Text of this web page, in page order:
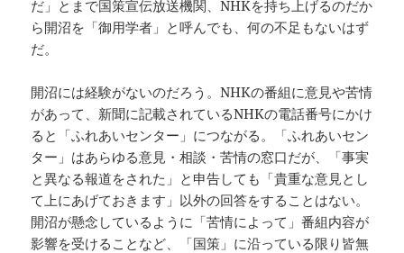
だ」とまで国策宣伝放送機関、NHKを持ち上げるのだか
ら開沼を「御用学者」と呼んでも、何の不足もないはず
だ。
開沼には経験がないのだろう。NHKの番組に意見や苦情
があって、新聞に記載されているNHKの電話番号にかけ
ると「ふれあいセンター」につながる。「ふれあいセン
ター」はあらゆる意見・相談・苦情の窓口だが、「事実
と異なる報道をされた」と申告しても「貴重な意見とし
て上にあげておきます」以外の回答をすることはない。
開沼が懸念しているように「苦情によって」番組内容が
影響を受けることなど、「国策」に沿っている限り皆無